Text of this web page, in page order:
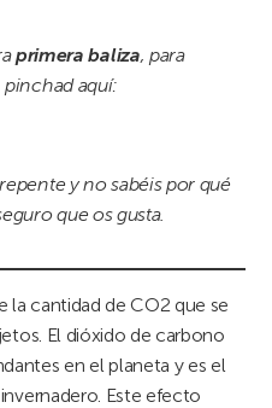
primera baliza, para
aquí:
y no sabéis por qué
que os gusta.
la cantidad de CO2 que se
El dióxido de carbono
en el planeta y es el
Este efecto